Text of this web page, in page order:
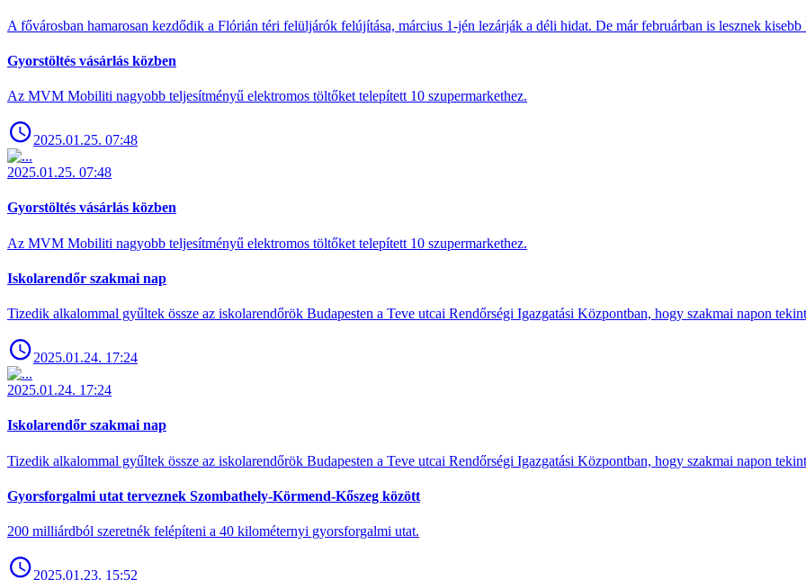
A fővárosban hamarosan kezdődik a Flórián téri felüljárók felújítása, március 1-jén lezárják a déli hidat. De már februárban is lesznek kisebb
Gyorstöltés vásárlás közben
Az MVM Mobiliti nagyobb teljesítményű elektromos töltőket telepített 10 szupermarkethez.
2025.01.25. 07:48
2025.01.25. 07:48
Gyorstöltés vásárlás közben
Az MVM Mobiliti nagyobb teljesítményű elektromos töltőket telepített 10 szupermarkethez.
Iskolarendőr szakmai nap
Tizedik alkalommal gyűltek össze az iskolarendőrök Budapesten a Teve utcai Rendőrségi Igazgatási Központban, hogy szakmai napon
2025.01.24. 17:24
2025.01.24. 17:24
Iskolarendőr szakmai nap
Tizedik alkalommal gyűltek össze az iskolarendőrök Budapesten a Teve utcai Rendőrségi Igazgatási Központban, hogy szakmai napon
Gyorsforgalmi utat terveznek Szombathely-Körmend-Kőszeg között
200 milliárdból szeretnék felépíteni a 40 kilométernyi gyorsforgalmi utat.
2025.01.23. 15:52